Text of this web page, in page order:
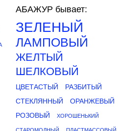
АБАЖУР бывает:
ЗЕЛЕНЫЙ
ЛАМПОВЫЙ
ЖЕЛТЫЙ
ШЕЛКОВЫЙ
ЦВЕТАСТЫЙ
РАЗБИТЫЙ
СТЕКЛЯННЫЙ
ОРАНЖЕВЫЙ
РОЗОВЫЙ
ХОРОШЕНЬКИЙ